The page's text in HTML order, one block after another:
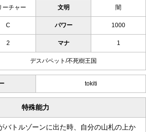
ーチャー 文明 闇
C パワー 1000
2 マナ 1
デスパペット/不死樹王国
tokiti
特殊能力
バトルゾーンに出た時、自分の山札の上か